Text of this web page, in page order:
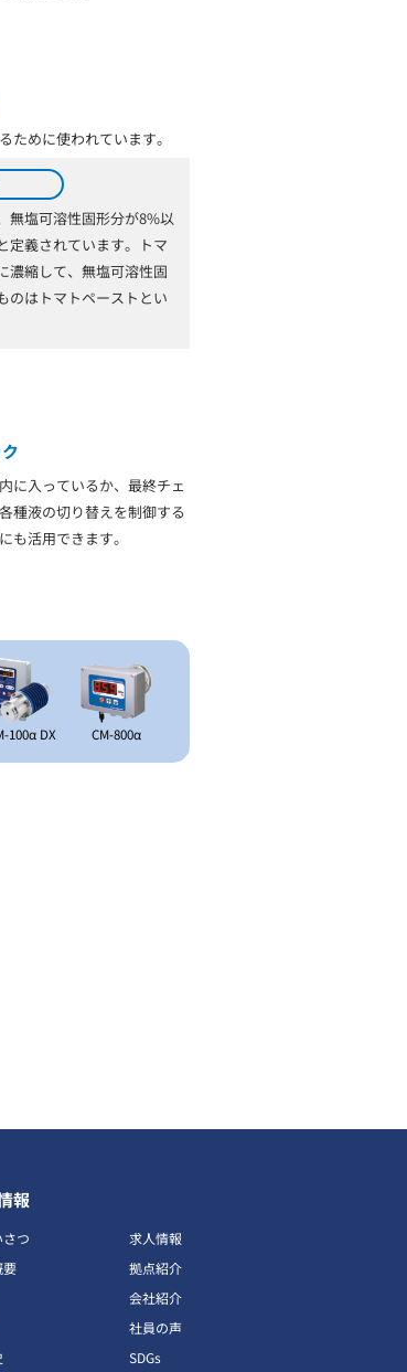
ために使われています。
無塩可溶性固形分が8%以
定義されています。トマ
濃縮して、無塩可溶性固
のはトマトペーストとい
に入っているか、最終チェ
種液の切り替えを制御する
も活用できます。
100α DX CM-800α
報
さつ
要
求人情報
拠点紹介
会社紹介
社員の声
SDGs